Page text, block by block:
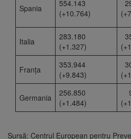
Spania
554.143
(+10.764)
Italia
283.180
(+1.327)
Franţa
353.944
(+9.843)
Germania
256.850
(+1.484)
Sursă: Centrul European pentru